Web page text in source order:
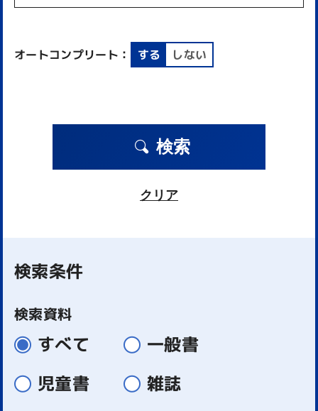
オートコンプリート： する しない
検索
クリア
検索条件
検索資料
すべて
一般書
児童書
雑誌